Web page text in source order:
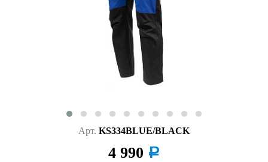
Арт. KS334BLUE/BLACK
4 990 a